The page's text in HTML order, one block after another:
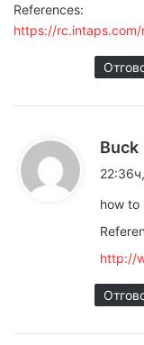
References:
https://
Buck
:
how to
http://